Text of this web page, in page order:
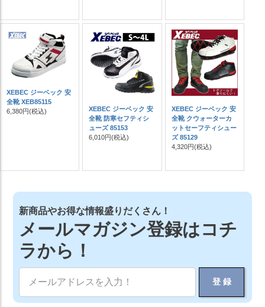
XEBEC ジーベック 安
全靴 XEB85115
6,380円(税込)
XEBEC ジーベック 安
全靴 防寒セフティシ
ューズ 85153
6,010円(税込)
XEBEC ジーベック 安
全靴 クウォーターカ
ットセーフティシュー
ズ 85129
4,320円(税込)
新商品やお得な情報盛りだくさん！
メールマガジン登録はコチ
ラから！